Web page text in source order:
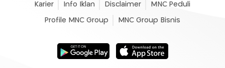
Karier Info Iklan Disclaimer MNC Peduli
Profile MNC Group MNC Group Bisnis